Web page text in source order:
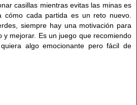
casillas mientras evitas las minas es
cómo cada partida es un reto nuevo.
siempre hay una motivación para
y mejorar. Es un juego que recomiendo
algo emocionante pero fácil de